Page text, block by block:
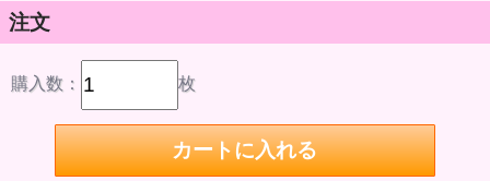
おります。お取り扱いにご注意下さい。
※生地の裁断の都合上、柄の出方は1点1点異なります。
※商品到着後、すぐに中身をご確認下さい。
※対象年齢15歳以上
商品詳細
品番 5223027
商品名 メンズ狐っ娘ノースリーブTシャツ
内容 狐っ娘ノースリーブTシャツ
素材 布製衣装
製作国 ベトナム製
注文
購入数： 枚